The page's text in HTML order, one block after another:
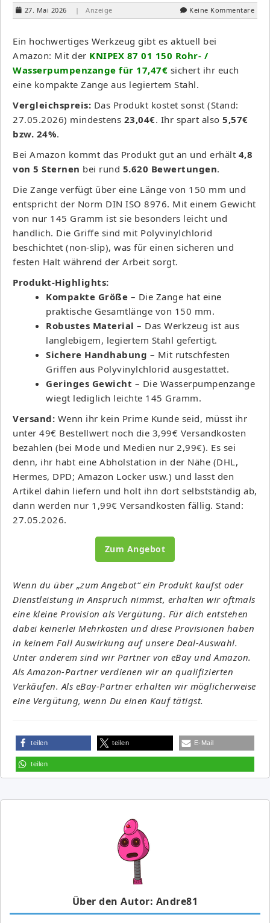
27. Mai 2026 | Anzeige Keine Kommentare
Ein hochwertiges Werkzeug gibt es aktuell bei
Amazon: Mit der KNIPEX 87 01 150 Rohr- /
Wasserpumpenzange für 17,47€ sichert ihr euch
eine kompakte Zange aus legiertem Stahl.
Vergleichspreis: Das Produkt kostet sonst (Stand:
27.05.2026) mindestens 23,04€. Ihr spart also 5,57€
bzw. 24%.
Bei Amazon kommt das Produkt gut an und erhält 4,8
von 5 Sternen bei rund 5.620 Bewertungen.
Die Zange verfügt über eine Länge von 150 mm und
entspricht der Norm DIN ISO 8976. Mit einem Gewicht
von nur 145 Gramm ist sie besonders leicht und
handlich. Die Griffe sind mit Polyvinylchlorid
beschichtet (non-slip), was für einen sicheren und
festen Halt während der Arbeit sorgt.
Produkt-Highlights:
Kompakte Größe – Die Zange hat eine
praktische Gesamtlänge von 150 mm.
Robustes Material – Das Werkzeug ist aus
langlebigem, legiertem Stahl gefertigt.
Sichere Handhabung – Mit rutschfesten
Griffen aus Polyvinylchlorid ausgestattet.
Geringes Gewicht – Die Wasserpumpenzange
wiegt lediglich leichte 145 Gramm.
Versand: Wenn ihr kein Prime Kunde seid, müsst ihr
unter 49€ Bestellwert noch die 3,99€ Versandkosten
bezahlen (bei Mode und Medien nur 2,99€). Es sei
denn, ihr habt eine Abholstation in der Nähe (DHL,
Hermes, DPD; Amazon Locker usw.) und lasst den
Artikel dahin liefern und holt ihn dort selbstständig ab,
dann werden nur 1,99€ Versandkosten fällig. Stand:
27.05.2026.
Zum Angebot
Wenn du über „zum Angebot“ ein Produkt kaufst oder
Dienstleistung in Anspruch nimmst, erhalten wir oftmals
eine kleine Provision als Vergütung. Für dich entstehen
dabei keinerlei Mehrkosten und diese Provisionen haben
in keinem Fall Auswirkung auf unsere Deal-Auswahl.
Unter anderem sind wir Partner von eBay und Amazon.
Als Amazon-Partner verdienen wir an qualifizierten
Verkäufen. Als eBay-Partner erhalten wir möglicherweise
eine Vergütung, wenn Du einen Kauf tätigst.
teilen teilen E-Mail
teilen
Über den Autor: Andre81